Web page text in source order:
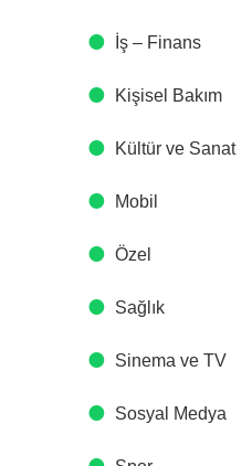
İş – Finans
Kişisel Bakım
Kültür ve Sanat
Mobil
Özel
Sağlık
Sinema ve TV
Sosyal Medya